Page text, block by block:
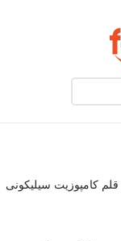
قلم کامپوزیت سیلیکونی